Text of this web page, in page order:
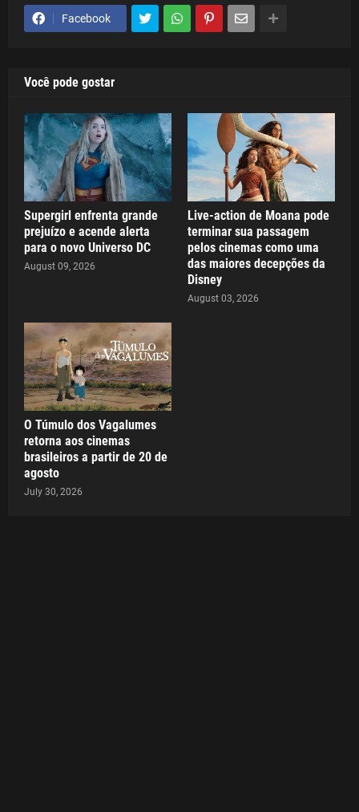
Facebook
Você pode gostar
Supergirl enfrenta grande
prejuízo e acende alerta
para o novo Universo DC
August 09, 2026
Live-action de Moana pode
terminar sua passagem
pelos cinemas como uma
das maiores decepções da
Disney
August 03, 2026
O Túmulo dos Vagalumes
retorna aos cinemas
brasileiros a partir de 20 de
agosto
July 30, 2026